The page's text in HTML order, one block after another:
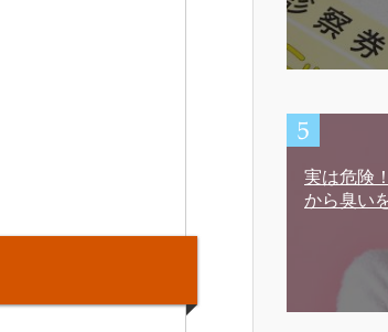
実は危険
から臭い